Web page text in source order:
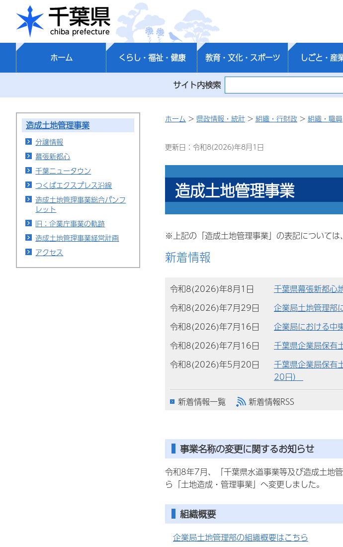
千葉県
ホーム くらし・福祉・健康 教育・文化・スポーツ しごと・産
サイト内検索
造成土地管理事業
分譲情報
幕張新都心
千葉ニュータウン
つくばエクスプレス沿線
造成土地管理事業総合パンフ
レット
旧：企業庁事業の軌跡
造成土地管理事業経営計画
アクセス
ホーム > 県政情報・統計 > 組織・行財政 > 組織・職員
更新日：令和8(2026)年8月1日
造成土地管理事業
※上記の「造成土地管理事業」の表記については
新着情報
令和8(2026)年8月1日
千葉県幕張新都心
令和8(2026)年7月29日
企業局土地管理部
令和8(2026)年7月16日
企業局における中
令和8(2026)年7月16日
千葉県企業局保有
令和8(2026)年5月20日
千葉県企業局保有
20日）
新着情報一覧
新着情報RSS
事業名称の変更に関するお知らせ
令和8年7月、「千葉県水道事業等及び造成土地
ら「土地造成・管理事業」へ変更しました。
組織概要
企業局土地管理部の組織概要はこちら